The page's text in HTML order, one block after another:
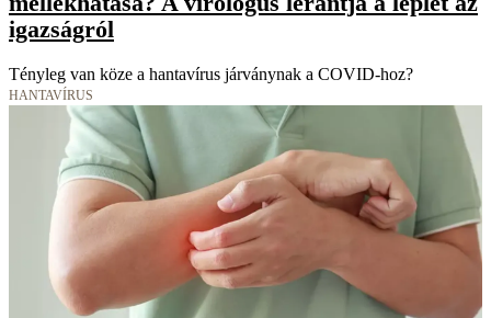
igazságról
Tényleg van köze a hantavírus járványnak a COVID-hoz?
HANTAVÍRUS